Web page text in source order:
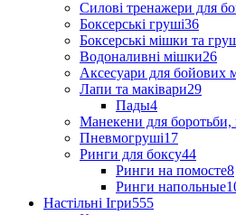
Силові тренажери для
Боксерські груші36
Боксерські мішки та
Водоналивні мішки26
Аксесуари для бойових
Лапи та маківари29
Пады4
Манекени для
Пневмогруші17
Ринги для боксу44
Ринги на помосте8
Ринги напольные
Настільні Ігри555